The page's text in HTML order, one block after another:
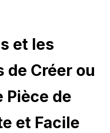
et les
de Créer ou
Pièce de
et Facile